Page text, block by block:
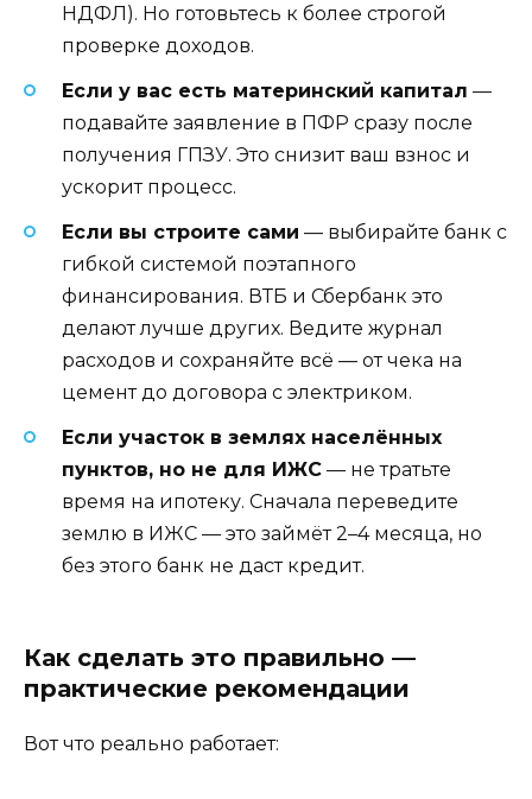
НДФЛ). Но готовьтесь к более строгой
проверке доходов.
Если у вас есть материнский капитал —
подавайте заявление в ПФР сразу после
получения ГПЗУ. Это снизит ваш взнос и
ускорит процесс.
Если вы строите сами — выбирайте банк с
гибкой системой поэтапного
финансирования. ВТБ и Сбербанк это
делают лучше других. Ведите журнал
расходов и сохраняйте всё — от чека на
цемент до договора с электриком.
Если участок в землях населённых
пунктов, но не для ИЖС — не тратьте
время на ипотеку. Сначала переведите
землю в ИЖС — это займёт 2–4 месяца, но
без этого банк не даст кредит.
Как сделать это правильно —
практические рекомендации
Вот что реально работает: